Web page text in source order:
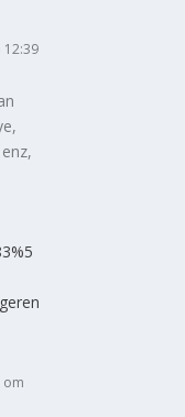
12:39
om